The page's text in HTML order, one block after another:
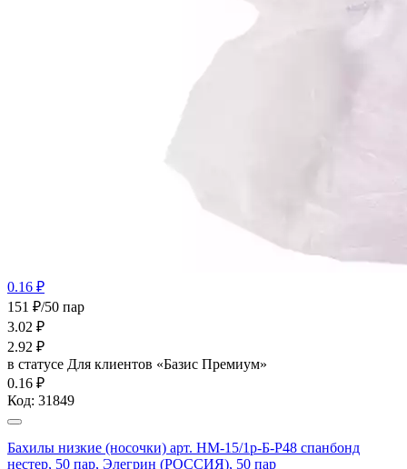
0.16 ₽
151 ₽/50 пар
3.02 ₽
2.92 ₽
в статусе Для клиентов «Базис Премиум»
0.16 ₽
Код: 31849
Бахилы низкие (носочки) арт. НМ-15/1р-Б-Р48 спанбонд
нестер, 50 пар, Элегрин (РОССИЯ), 50 пар